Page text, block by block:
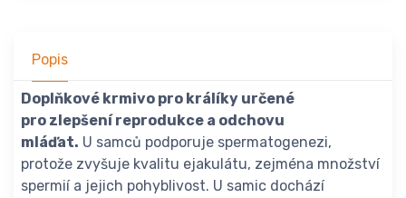
Popis
Doplňkové krmivo pro králíky určené
pro zlepšení reprodukce a odchovu
mláďat. U samců podporuje spermatogenezi,
protože zvyšuje kvalitu ejakulátu, zejména množství
spermií a jejich pohyblivost. U samic dochází